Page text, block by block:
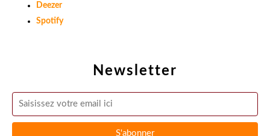
Newsletter
Deezer
Spotify